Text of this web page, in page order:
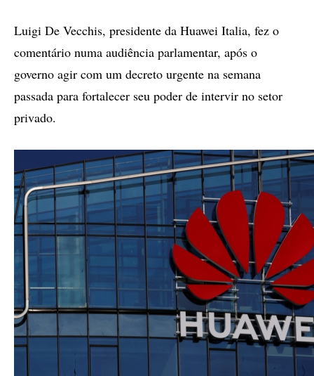
Luigi De Vecchis, presidente da Huawei Italia, fez o
comentário numa audiência parlamentar, após o
governo agir com um decreto urgente na semana
passada para fortalecer seu poder de intervir no setor
privado.